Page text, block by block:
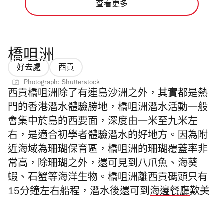
查看更多
橋咀洲
好去處 西貢
Photograph: Shutterstock
西貢橋咀洲除了有連島沙洲之外，其實都是熱
門的香港潛水體驗勝地，橋咀洲潛水活動一般
會集中於島的西要面，深度由一米至九米左
右，是適合初學者體驗潛水的好地方。因為附
近海域為珊瑚保育區，橋咀洲的珊瑚覆蓋率非
常高，除珊瑚之外，還可見到八爪魚、海葵
蝦、石蟹等海洋生物。橋咀洲離西貢碼頭只有
15分鐘左右船程，潛水後還可到海邊餐廳歎美